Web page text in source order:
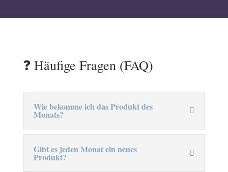
❓ Häufige Fragen (FAQ)
Wie bekomme ich das Produkt des
Monats?
Gibt es jeden Monat ein neues
Produkt?